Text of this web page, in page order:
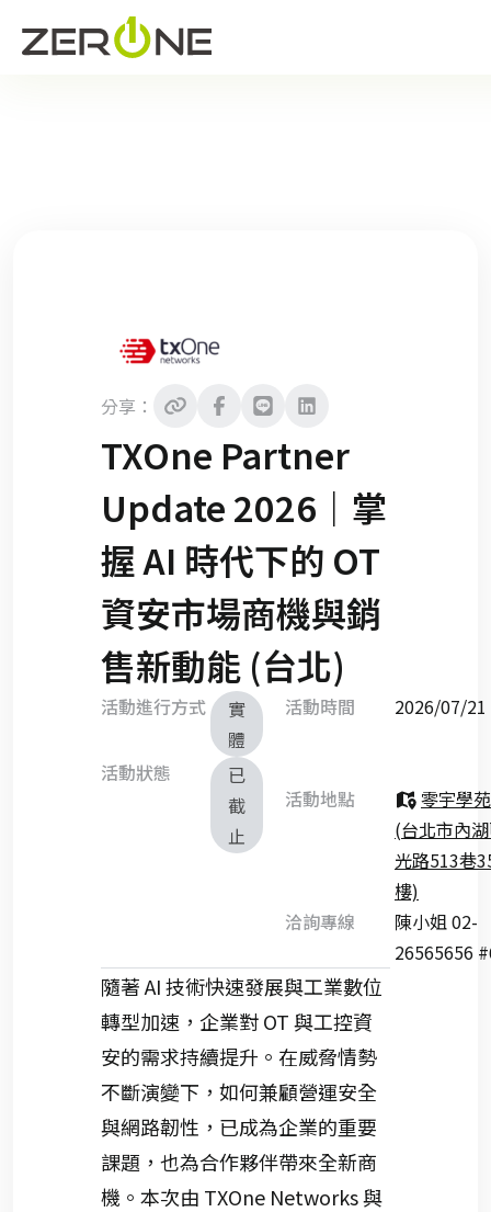
分享：
TXOne Partner
Update 2026｜掌
握 AI 時代下的 OT
資安市場商機與銷
售新動能 (台北)
活動進行方式
實
體
活動狀態
已
截
止
活動時間 2026/07/21
活動地點
零宇學
(台北市內
光路513巷
樓)
洽詢專線
陳小姐 02-
26565656
隨著 AI 技術快速發展與工業數位
轉型加速，企業對 OT 與工控資
安的需求持續提升。在威脅情勢
不斷演變下，如何兼顧營運安全
與網路韌性，已成為企業的重要
課題，也為合作夥伴帶來全新商
機。本次由 TXOne Networks 與